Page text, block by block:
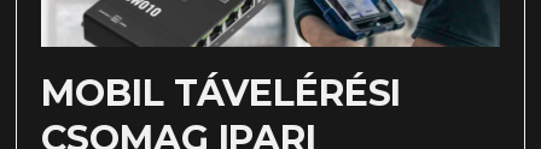
MOBIL TÁVELÉRÉSI
CSOMAG IPARI